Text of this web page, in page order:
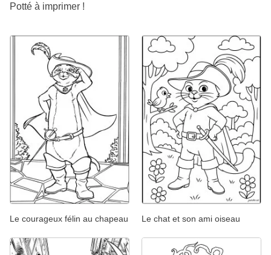
Potté à imprimer !
Le courageux félin au chapeau Le chat et son ami oiseau